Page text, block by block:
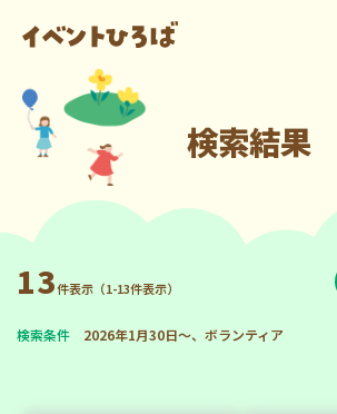
検索結果
13件表示（1-13件表示）
検索条件 2026年1月30日～、ボランティア